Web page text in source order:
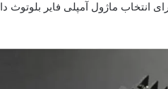
انتخاب ماژول آمپلی فایر بلوتوث